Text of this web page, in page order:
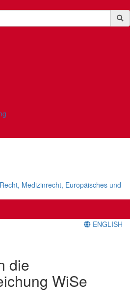
Medizinrecht, Europäisches und
ENGLISH
die
WiSe